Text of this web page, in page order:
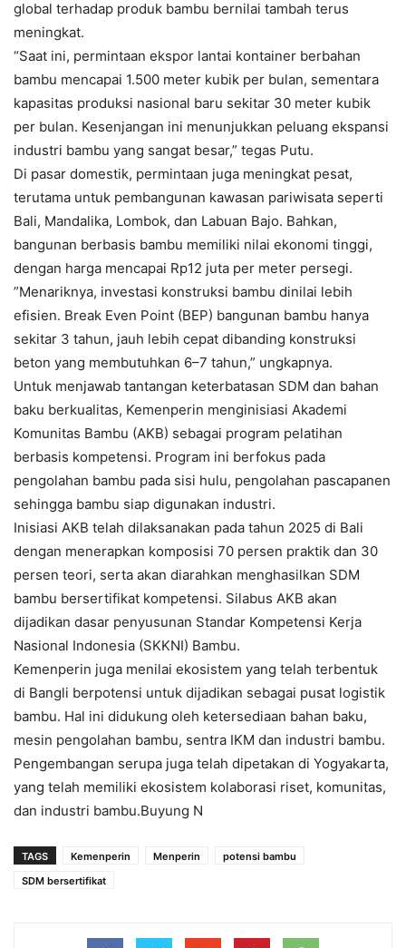
global terhadap produk bambu bernilai tambah terus
meningkat.
“Saat ini, permintaan ekspor lantai kontainer berbahan
bambu mencapai 1.500 meter kubik per bulan, sementara
kapasitas produksi nasional baru sekitar 30 meter kubik
per bulan. Kesenjangan ini menunjukkan peluang ekspansi
industri bambu yang sangat besar,” tegas Putu.
Di pasar domestik, permintaan juga meningkat pesat,
terutama untuk pembangunan kawasan pariwisata seperti
Bali, Mandalika, Lombok, dan Labuan Bajo. Bahkan,
bangunan berbasis bambu memiliki nilai ekonomi tinggi,
dengan harga mencapai Rp12 juta per meter persegi.
”Menariknya, investasi konstruksi bambu dinilai lebih
efisien. Break Even Point (BEP) bangunan bambu hanya
sekitar 3 tahun, jauh lebih cepat dibanding konstruksi
beton yang membutuhkan 6–7 tahun,” ungkapnya.
Untuk menjawab tantangan keterbatasan SDM dan bahan
baku berkualitas, Kemenperin menginisiasi Akademi
Komunitas Bambu (AKB) sebagai program pelatihan
berbasis kompetensi. Program ini berfokus pada
pengolahan bambu pada sisi hulu, pengolahan pascapanen
sehingga bambu siap digunakan industri.
Inisiasi AKB telah dilaksanakan pada tahun 2025 di Bali
dengan menerapkan komposisi 70 persen praktik dan 30
persen teori, serta akan diarahkan menghasilkan SDM
bambu bersertifikat kompetensi. Silabus AKB akan
dijadikan dasar penyusunan Standar Kompetensi Kerja
Nasional Indonesia (SKKNI) Bambu.
Kemenperin juga menilai ekosistem yang telah terbentuk
di Bangli berpotensi untuk dijadikan sebagai pusat logistik
bambu. Hal ini didukung oleh ketersediaan bahan baku,
mesin pengolahan bambu, sentra IKM dan industri bambu.
Pengembangan serupa juga telah dipetakan di Yogyakarta,
yang telah memiliki ekosistem kolaborasi riset, komunitas,
dan industri bambu.Buyung N
TAGS Kemenperin Menperin
potensi bambu
SDM bersertifikat